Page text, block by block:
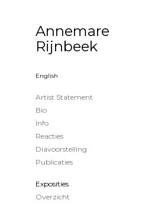
Annemare
Rijnbeek
English
Artist Statement
Bio
Info
Reacties
Diavoorstelling
Publicaties
Exposities
Overzicht